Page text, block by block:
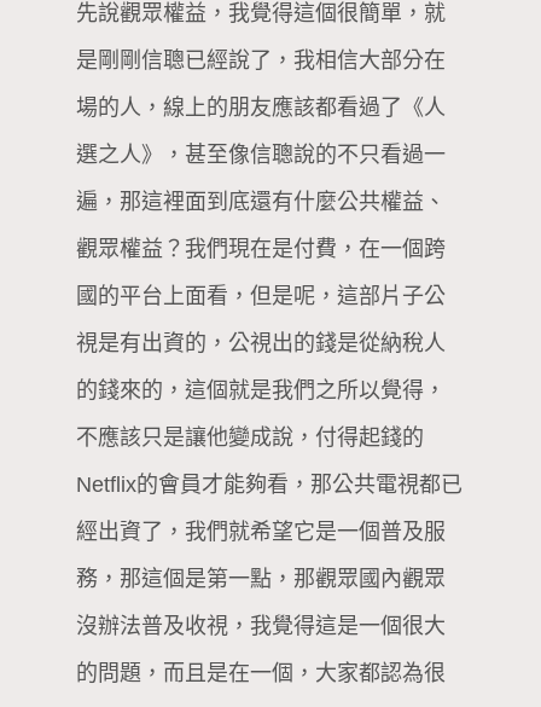
先說觀眾權益，我覺得這個很簡單，就
是剛剛信聰已經說了，我相信大部分在
場的人，線上的朋友應該都看過了《人
選之人》，甚至像信聰說的不只看過一
遍，那這裡面到底還有什麼公共權益、
觀眾權益？我們現在是付費，在一個跨
國的平台上面看，但是呢，這部片子公
視是有出資的，公視出的錢是從納稅人
的錢來的，這個就是我們之所以覺得，
不應該只是讓他變成說，付得起錢的
Netflix的會員才能夠看，那公共電視都已
經出資了，我們就希望它是一個普及服
務，那這個是第一點，那觀眾國內觀眾
沒辦法普及收視，我覺得這是一個很大
的問題，而且是在一個，大家都認為很